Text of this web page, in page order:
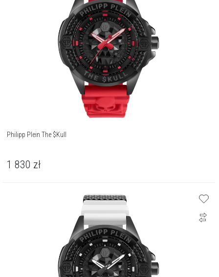
Philipp Plein The $Kull
1 830 zł